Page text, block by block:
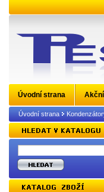
Úvodní strana
Úvodní strana